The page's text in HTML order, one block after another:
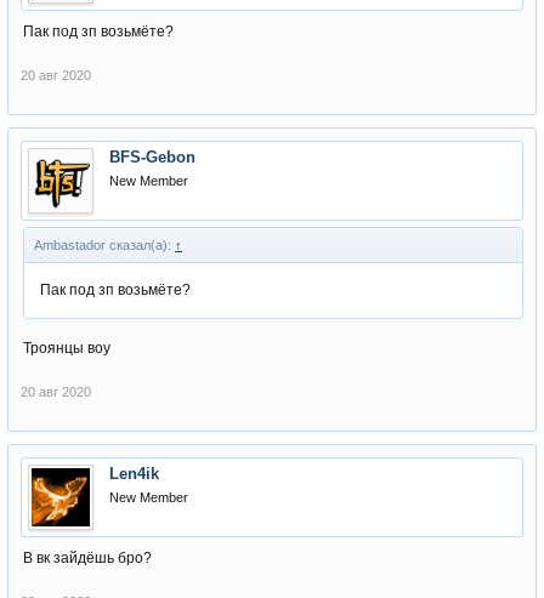
Пак под зп возьмёте?
20 авг 2020
BFS-Gebon
New Member
Ambastador сказал(а): ↑
Пак под зп возьмёте?
Троянцы воу
20 авг 2020
Len4ik
New Member
В вк зайдёшь бро?